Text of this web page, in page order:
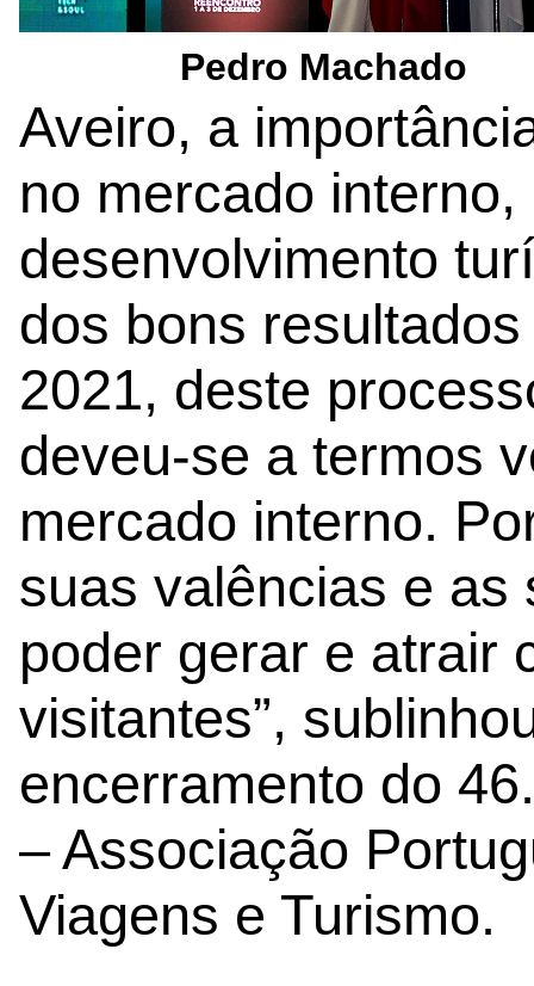
Pedro Machado
Aveiro, a
no mercado
desenvolvimento
dos bons
2021, deste
deveu-se a termos
mercado interno.
suas valências e as
poder gerar e atrair
visitantes”,
encerramento do
– Associação
Viagens e Turismo.